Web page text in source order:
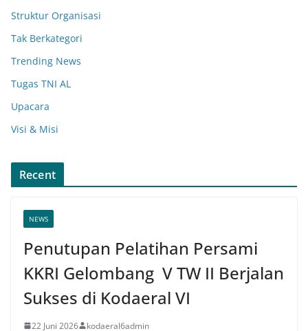
Struktur Organisasi
Tak Berkategori
Trending News
Tugas TNI AL
Upacara
Visi & Misi
Recent
NEWS
Penutupan Pelatihan Persami
KKRI Gelombang V TW II Berjalan
Sukses di Kodaeral VI
22 Juni 2026 kodaeral6admin